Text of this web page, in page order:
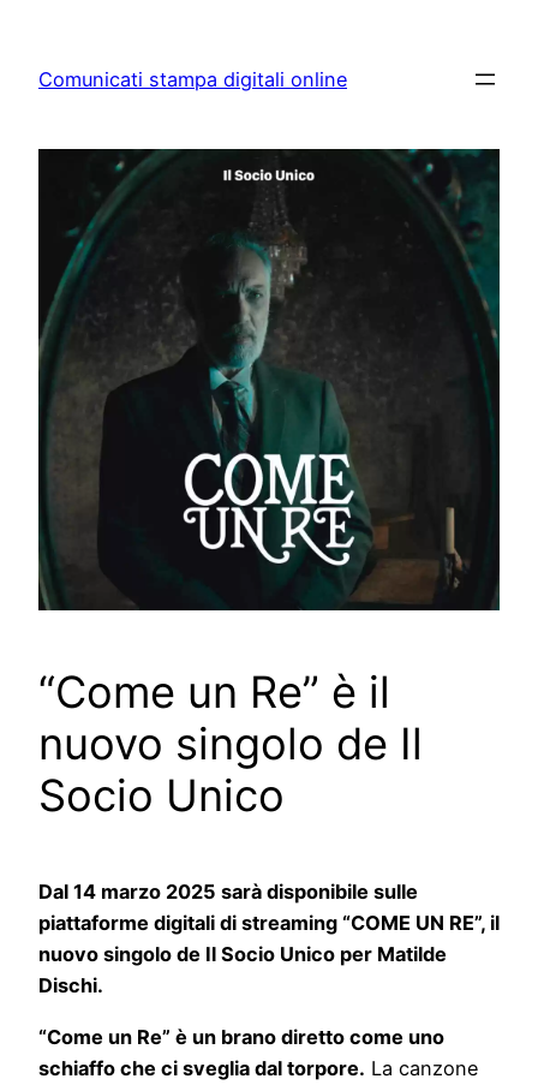
content
Comunicati stampa digitali online
“Come un Re” è il
nuovo singolo de Il
Socio Unico
Dal 14 marzo 2025 sarà disponibile sulle
piattaforme digitali di streaming “COME UN RE”, il
nuovo singolo de Il Socio Unico per Matilde
Dischi.
“Come un Re” è un brano diretto come uno
schiaffo che ci sveglia dal torpore. La canzone